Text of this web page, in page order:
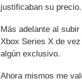
justificaban su
Más adelante al
Xbox Series X de
algún exclusivo.
Ahora mismos me